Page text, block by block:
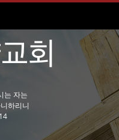
는 자는
하리니